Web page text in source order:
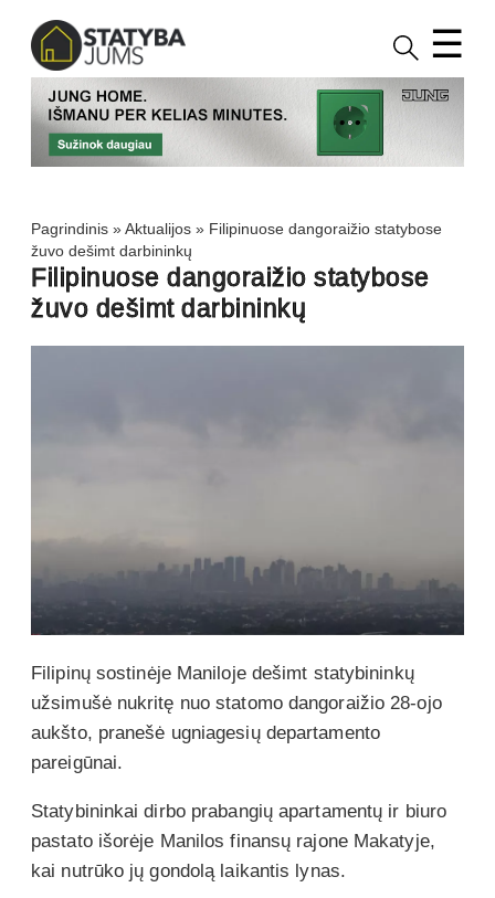
☰
Pagrindinis »Aktualijos » Filipinuose dangoraižio statybose
žuvo dešimt darbininkų
Filipinuose dangoraižio statybose
žuvo dešimt darbininkų
Filipinų sostinėje Maniloje dešimt statybininkų
užsimušė nukritę nuo statomo dangoraižio 28-ojo
aukšto, pranešė ugniagesių departamento
pareigūnai.
Statybininkai dirbo prabangių apartamentų ir biuro
pastato išorėje Manilos finansų rajone Makatyje,
kai nutrūko jų gondolą laikantis lynas.